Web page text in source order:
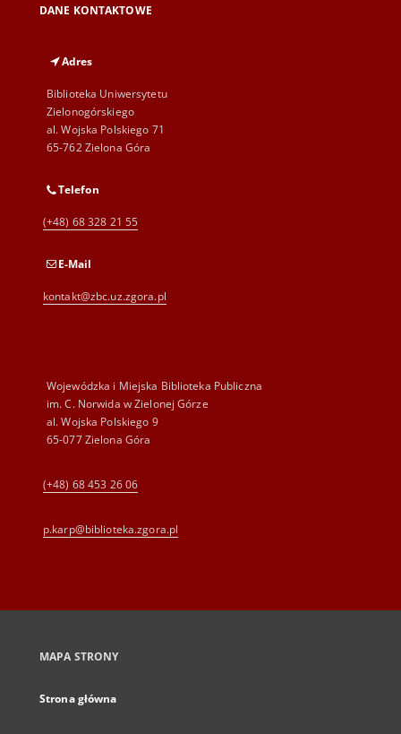
DANE KONTAKTOWE
Adres
Biblioteka Uniwersytetu
Zielonogórskiego
al. Wojska Polskiego 71
65-762 Zielona Góra
Telefon
(+48) 68 328 21 55
E-Mail
kontakt@zbc.uz.zgora.pl
Wojewódzka i Miejska Biblioteka Publiczna
im. C. Norwida w Zielonej Górze
al. Wojska Polskiego 9
65-077 Zielona Góra
(+48) 68 453 26 06
p.karp@biblioteka.zgora.pl
MAPA STRONY
Strona główna